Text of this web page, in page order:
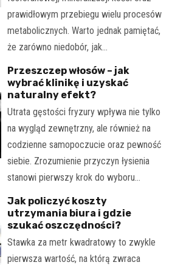
prawidłowym przebiegu wielu procesów
metabolicznych. Warto jednak pamiętać,
że zarówno niedobór, jak…
Przeszczep włosów – jak
wybrać klinikę i uzyskać
naturalny efekt?
Utrata gęstości fryzury wpływa nie tylko
na wygląd zewnętrzny, ale również na
codzienne samopoczucie oraz pewność
siebie. Zrozumienie przyczyn łysienia
stanowi pierwszy krok do wyboru…
Jak policzyć koszty
utrzymania biura i gdzie
szukać oszczędności?
Stawka za metr kwadratowy to zwykle
pierwsza wartość, na którą zwraca